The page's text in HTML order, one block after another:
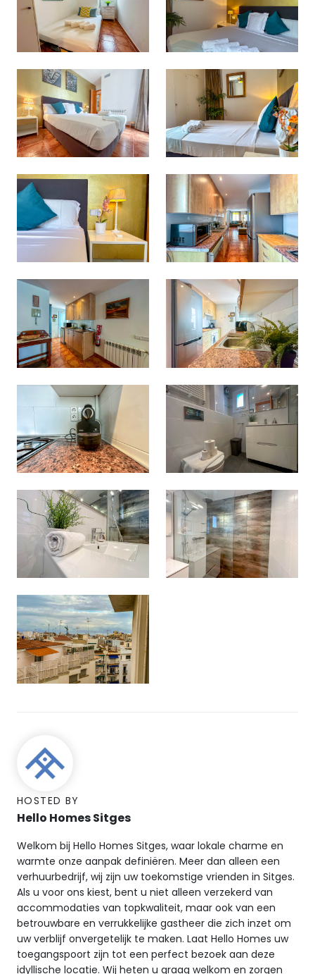
HOSTED BY
Hello Homes Sitges
Welkom bij Hello Homes Sitges, waar lokale charme en
warmte onze aanpak definiëren. Meer dan alleen een
verhuurbedrijf, wij zijn uw toekomstige vrienden in Sitges.
Als u voor ons kiest, bent u niet alleen verzekerd van
accommodaties van topkwaliteit, maar ook van een
betrouwbare en verrukkelijke gastheer die zich inzet om
uw verblijf onvergetelijk te maken. Laat Hello Homes uw
toegangspoort zijn tot een perfect bezoek aan deze
idyllische locatie. Wij heten u graag welkom en zorgen